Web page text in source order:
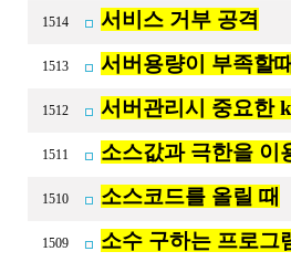
1514 서비스 거부 공격
1513 서버용량이 부족할
1512 서버관리시 중요한
1511 소스값과 극한을 이
1510 소스코드를 올릴 때
1509 소수 구하는 프로그